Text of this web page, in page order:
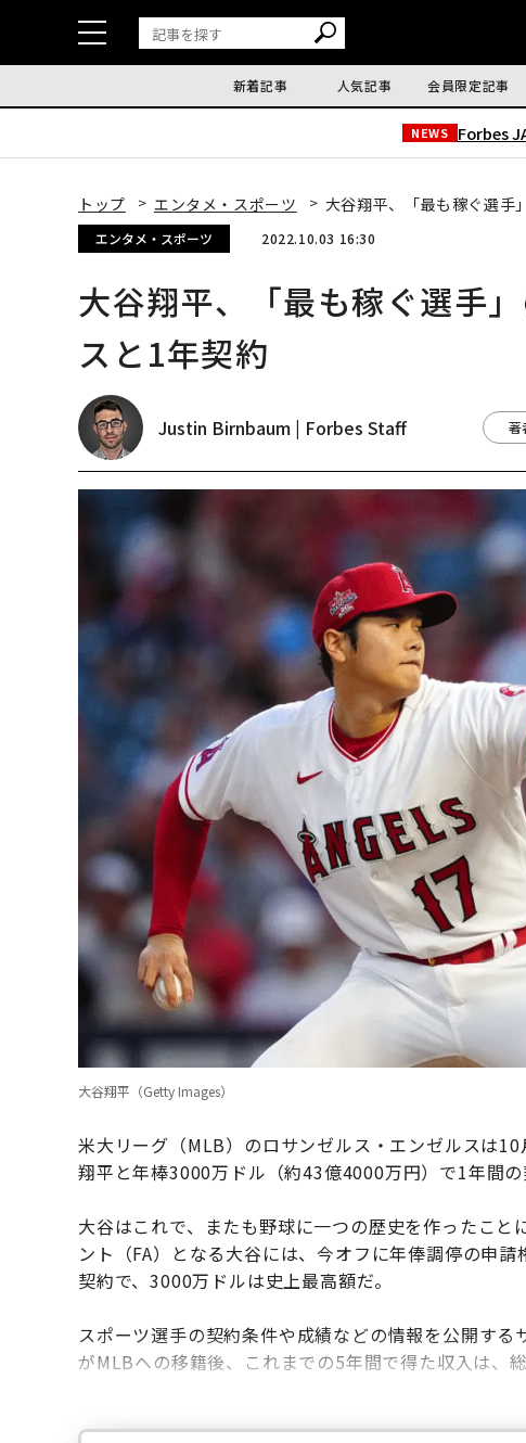
新着記事 人気記事 会員限定記事
NEWS Forbes
トップ エンタメ・スポーツ 大谷翔平、「最も稼ぐ選
エンタメ・スポーツ 2022.10.03 16:30
大谷翔平、「最も稼ぐ選手
スと1年契約
Justin Birnbaum | Forbes Staff 著
大谷翔平（Getty Images）
米大リーグ（MLB）のロサンゼルス・エンゼルスは
翔平と年棒3000万ドル（約43億4000万円）で1年間の
大谷はこれで、またも野球に一つの歴史を作ったこ
ント（FA）となる大谷には、今オフに年俸調停の申
契約で、3000万ドルは史上最高額だ。
スポーツ選手の契約条件や成績などの情報を公開す
がMLBへの移籍後、これまでの5年間で得た収入は、